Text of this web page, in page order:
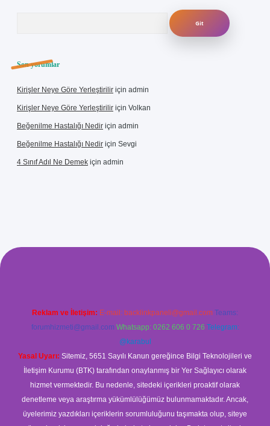
Son yorumlar
Kirişler Neye Göre Yerleştirilir için admin
Kirişler Neye Göre Yerleştirilir için Volkan
Beğenilme Hastalığı Nedir için admin
Beğenilme Hastalığı Nedir için Sevgi
4 Sınıf Adıl Ne Demek için admin
Reklam ve İletişim: E-mail: backlinkpaneli@gmail.com Teams:
forumhizmeti@gmail.com Whatsapp: 0262 606 0 726 Telegram:
@karabul
Yasal Uyarı: Sitemiz, 5651 Sayılı Kanun gereğince Bilgi Teknolojileri ve
İletişim Kurumu (BTK) tarafından onaylanmış bir Yer Sağlayıcı olarak
hizmet vermektedir. Bu nedenle, sitedeki içerikleri proaktif olarak
denetleme veya araştırma yükümlülüğümüz bulunmamaktadır. Ancak,
üyelerimiz yazdıkları içeriklerin sorumluluğunu taşımakta olup, siteye